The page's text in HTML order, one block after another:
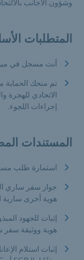
وشؤون الأجانب
المتطلبات
أنت مسجل في
تم منحك الحماية
إجراءات اللجوء.
المستندات
استمارة طلب
جواز سفر ساري
هوية أخرى سارية
إثبات للجهود
هوية ووثيقة
إثبات استلام